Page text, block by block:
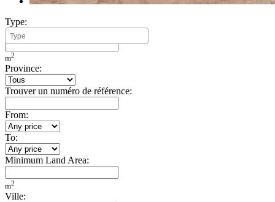
Type:
Minimum Build Area:
m2
Province:
Trouver un numéro de référence:
From:
To:
Minimum Land Area:
m2
Ville: